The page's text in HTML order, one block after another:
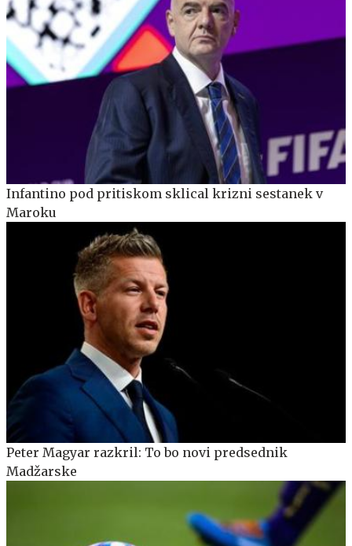
Infantino pod pritiskom sklical krizni sestanek v
Maroku
Peter Magyar razkril: To bo novi predsednik
Madžarske